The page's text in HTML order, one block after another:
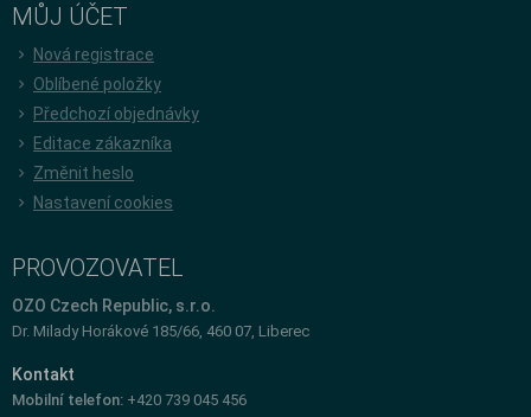
MŮJ ÚČET
Nová registrace
Oblíbené položky
Předchozí objednávky
Editace zákazníka
Změnit heslo
Nastavení cookies
PROVOZOVATEL
OZO Czech Republic, s.r.o.
Dr. Milady Horákové 185/66, 460 07, Liberec
Kontakt
Mobilní telefon: +420 739 045 456